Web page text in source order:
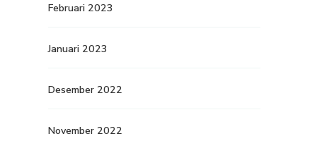
Februari 2023
Januari 2023
Desember 2022
November 2022